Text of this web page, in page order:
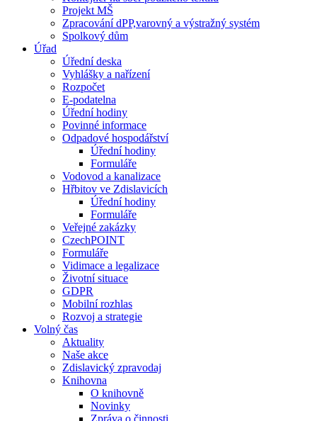
Projekt MŠ
Zpracování dPP,varovný a výstražný systém
Spolkový dům
Úřad
Úřední deska
Vyhlášky a nařízení
Rozpočet
E-podatelna
Úřední hodiny
Povinné informace
Odpadové hospodářství
Úřední hodiny
Formuláře
Vodovod a kanalizace
Hřbitov ve Zdislavicích
Úřední hodiny
Formuláře
Veřejné zakázky
CzechPOINT
Formuláře
Vidimace a legalizace
Životní situace
GDPR
Mobilní rozhlas
Rozvoj a strategie
Volný čas
Aktuality
Naše akce
Zdislavický zpravodaj
Knihovna
O knihovně
Novinky
Zpráva o činnosti